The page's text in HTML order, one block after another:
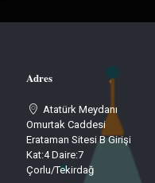
Adres
Atatürk Meydanı
Omurtak Caddesi
Erataman Sitesi B Girişi
Kat:4 Daire:7
Çorlu/Tekirdağ